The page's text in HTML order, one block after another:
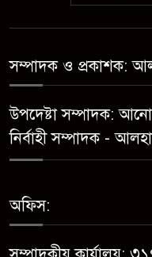
সম্পাদক ও প্রকাশক:
উপদেষ্টা সম্পাদক:
নির্বাহী সম্পাদক -
অফিস: